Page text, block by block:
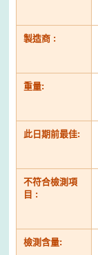
製造商 :
重量:
此日期前最佳:
不符合檢測項
目 :
檢測含量: